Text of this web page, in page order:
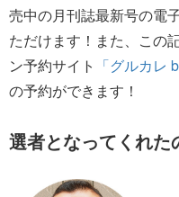
売中の月刊誌最新号の電
ただけます！また、この
ン予約サイト 「グルカレ
の予約ができます！
選者となってくれ